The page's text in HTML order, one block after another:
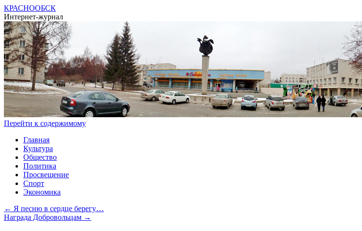
КРАСНООБСК
Интернет-журнал
Перейти к содержимому
Главная
Культура
Общество
Политика
Просвещение
Спорт
Экономика
← Я песню в сердце берегу…
Награда Добровольцам →